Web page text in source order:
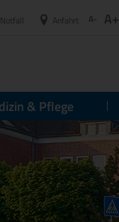
Notfall Anfahrt A- A+
& Pflege